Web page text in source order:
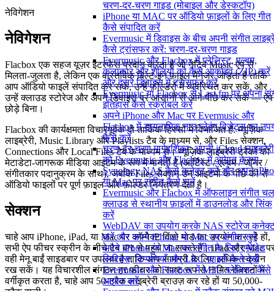
चरण-दर-चरण गाइड (मोबाइल और डेस्कटॉप)
iPhone या MAC पर ऑडियो फ़ाइलों के लिए गीत
कैसे संपादित करें
Evermusic में डिवाइस के बीच अपनी संगीत
कैसे ट्रांसफर करें: चरण-दर-चरण गाइड
Evermusic और Flacbox में प्लेलिस्ट, एल्बम,
कलाकार और शैलियों को कैसे आर्काइव (ZIP) करें
और दूसरे डिवाइस में ट्रांसफर करें
Evermusic या Flacbox से Last.fm पर अपना
इतिहास कैसे स्क्रोबल करें
अपने iPhone और Mac पर Evermusic और
Flacbox में डायनामिक नाउ प्लेइंग विजेट्स का
कैसे करें
चरण-दर-चरण मार्गदर्शिका: अपनी iCloud लाइब्रेरी
को Evermusic और Flacbox में आयात करना
Synology NAS कैसे कनेक्ट करें और अपने
या Mac पर संगीत कैसे सुनें
Evermusic और Flacbox में ऑफलाइन संगीत
क्लाउड से स्थानीय फ़ाइलों में डाउनलोड और सिंक
करें
WebDAV का उपयोग करके NAS स्टोरेज
करें और अपने iPhone या Mac पर संगीत सुनें
अपने iPhone या Mac पर संगीत के लिए एम्बेडेड
लिरिक्स, टिप्पणियाँ और LRC फ़ाइलें कैसे देखें
Evermusic और Flacbox में M3U प्लेलिस्ट कैसे
आयात करें
नेविगेशन
नेविगेशन
Flacbox एक सहज यूज़र इंटरफेस प्रदान करता है जो नेटिव Music ऐप से
मिलता-जुलता है, लेकिन एक वास्तविक बिल्ट-इन फ़ाइल मैनेजर जोड़ता है ताकि
आप ऑडियो फाइलें संपादित कर सकें, उन्हें फ़ोल्डरों में व्यवस्थित कर सकें, और
उन्हें क्लाउड स्टोरेज और अपने डिवाइस पर आसानी से आगे-पीछे कर सकें — ऐप
छोड़े बिना।
Flacbox की कार्यक्षमता विचारपूर्वक दो तार्किक हिस्सों में विभाजित है: म्यूज़िक
लाइब्रेरी, Music Library और Playlists टैब के माध्यम से, और Files सेक्शन,
Connections और Local Files टैब के माध्यम से। म्यूज़िक लाइब्रेरी ट्रैकों को
मेटाडेटा-जागरूक मीडिया आइटम के रूप में मानती है (आर्टिस्ट / एल्बम / जॉनर /
संगीतकार पदानुक्रम के साथ), जबकि Files सेक्शन उन आइटमों के पीछे की रॉ
ऑडियो फाइलों पर पूर्ण फ़ाइल-और-फ़ोल्डर नियंत्रण देता है।
सेक्शन
चाहे आप iPhone, iPad, या Mac पर कॉम्पैक्ट विंडो मोड का उपयोग कर रहे हों,
सभी ऐप फीचर स्क्रीन के नीचे टैब बार से पहुंचे जा सकते हैं। iPad और Mac
वही मेनू बाईं साइडबार पर उपलब्ध है ताकि आप सामग्री के लिए अधिक स्क्रीन
रख सकें। यह विचारशील संगठन हर फीचर को स्पष्ट रूप से नामित सेक्शनों में
वर्गीकृत करता है, चाहे आप 50-ट्रैक लाइब्रेरी ब्राउज़ कर रहे हों या 50,000-